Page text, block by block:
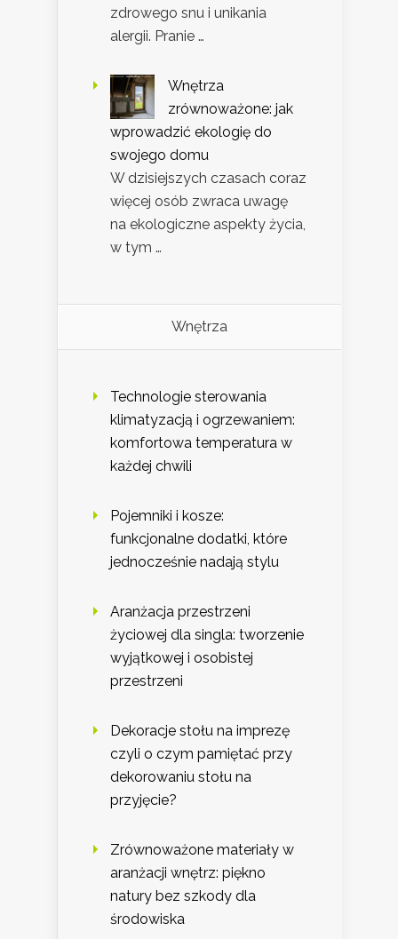
zdrowego snu i unikania
alergii. Pranie …
Wnętrza
zrównoważone: jak
wprowadzić ekologię do
swojego domu
W dzisiejszych czasach coraz
więcej osób zwraca uwagę
na ekologiczne aspekty życia,
w tym …
Wnętrza
Technologie sterowania
klimatyzacją i ogrzewaniem:
komfortowa temperatura w
każdej chwili
Pojemniki i kosze:
funkcjonalne dodatki, które
jednocześnie nadają stylu
Aranżacja przestrzeni
życiowej dla singla: tworzenie
wyjątkowej i osobistej
przestrzeni
Dekoracje stołu na imprezę
czyli o czym pamiętać przy
dekorowaniu stołu na
przyjęcie?
Zrównoważone materiały w
aranżacji wnętrz: piękno
natury bez szkody dla
środowiska